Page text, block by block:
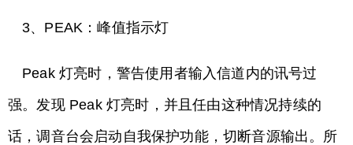
3、PEAK：峰值指示灯
Peak 灯亮时，警告使用者输入信道内的讯号过
强。发现 Peak 灯亮时，并且任由这种情况持续的
话，调音台会启动自我保护功能，切断音源输出。所